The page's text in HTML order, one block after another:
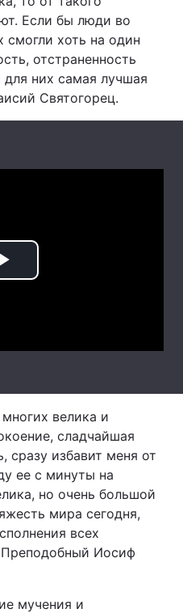
Вакансії
Если бы люди во
смогли хоть на один
отстраненность
них самая лучшая
Святогорец.
Play
велика и
сладчайшая
сразу избавит меня от
ее с минуты на
но очень большой
мира сегодня,
всех
Иосиф
мучения и